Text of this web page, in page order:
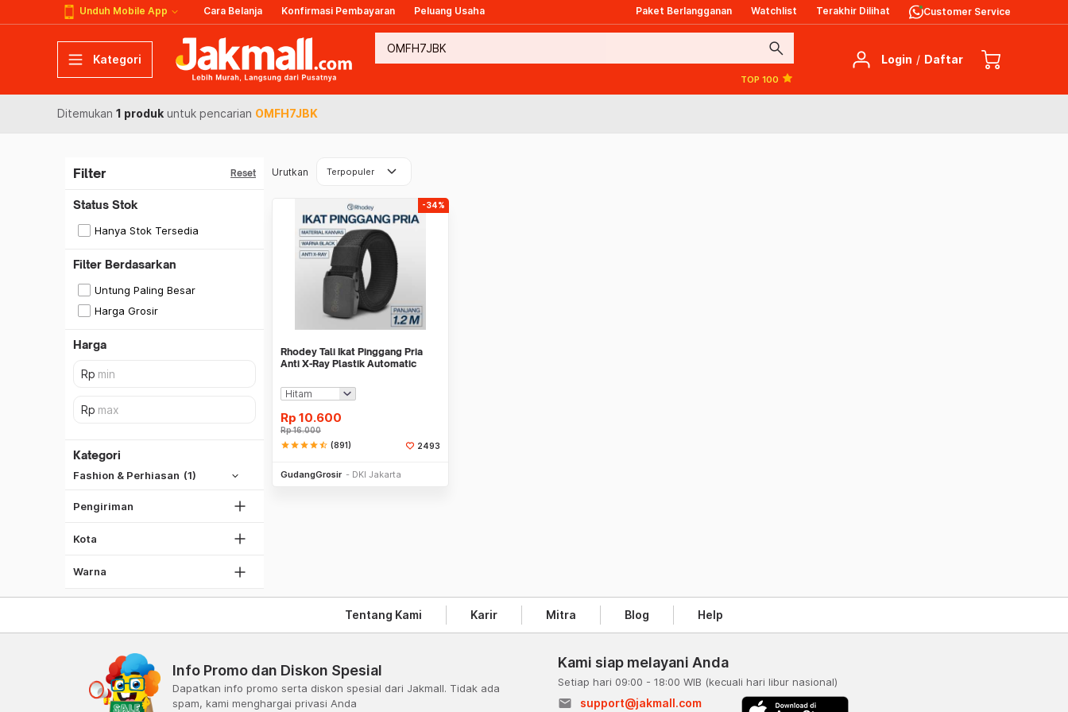
Unduh Mobile App Cara Belanja Konfirmasi Pembayaran Peluang Usaha Paket Berlangganan Watchlist Terakhir Dilihat Customer Service
Kategori search
TOP 100
Login / Daftar
Ditemukan 1 produk untuk pencarian OMFH7JBK
Filter Reset
Status Stok
Hanya Stok Tersedia
Filter Berdasarkan
Untung Paling Besar
Harga Grosir
Harga
Kategori
Fashion & Perhiasan (1)
Pengiriman
SiCepat REG
SiCepat Gokil
Lihat Semua
Kota
Tangerang
Bekasi
Bogor
Lihat Semua
Warna
Urutkan Terpopuler keyboard_arrow_down
-34%
Rhodey Tali Ikat Pinggang Pria
Anti X-Ray Plastik Automatic
Rp 10.600
Rp16.000
starstarstarstarstar_half (891) 2493
GudangGrosir DKI Jakarta
Tentang Kami Karir Mitra Blog Help
Info Promo dan Diskon Spesial
Dapatkan info promo serta diskon spesial dari Jakmall. Tidak ada
spam, kami menghargai privasi Anda
Kami siap melayani Anda
Setiap hari 09:00 - 18:00 WIB (kecuali hari libur nasional)
email support@jakmall.com